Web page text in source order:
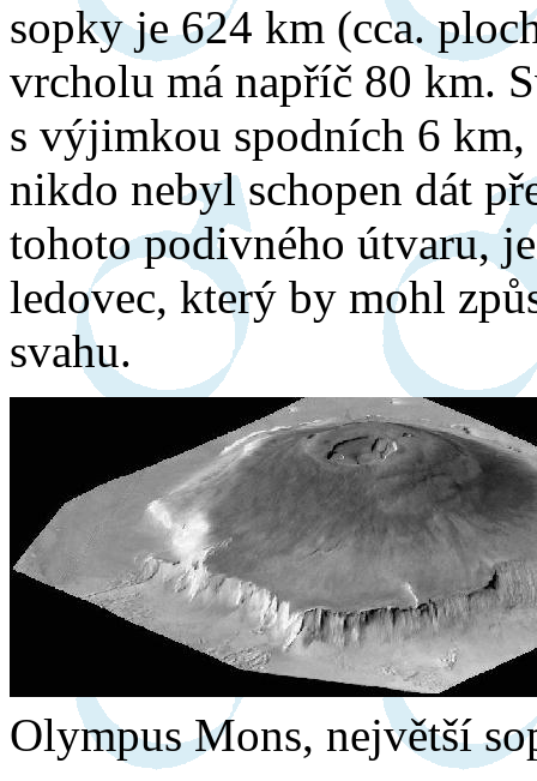
sopky je 624 km (cca.
vrcholu má napříč 80 km.
s výjimkou spodních 6 km,
nikdo nebyl schopen dát
tohoto podivného útvaru,
ledovec, který by mohl
svahu.
Olympus Mons, největší